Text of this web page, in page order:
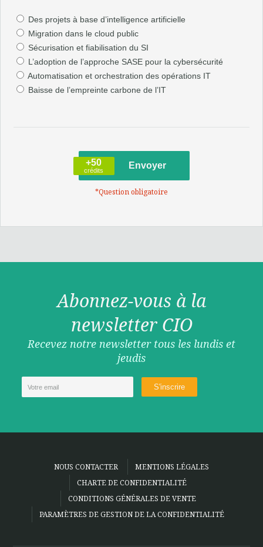
Des projets à base d’intelligence artificielle
Migration dans le cloud public
Sécurisation et fiabilisation du SI
L’adoption de l’approche SASE pour la cybersécurité
Automatisation et orchestration des opérations IT
Baisse de l’empreinte carbone de l’IT
+50
crédits
*Question obligatoire
Abonnez-vous à la
newsletter CIO
Recevez notre newsletter tous les lundis et
jeudis
NOUS CONTACTER
MENTIONS LÉGALES
CHARTE DE CONFIDENTIALITÉ
CONDITIONS GÉNÉRALES DE VENTE
PARAMÈTRES DE GESTION DE LA CONFIDENTIALITÉ